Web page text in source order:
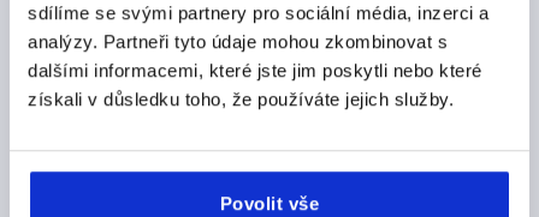
sdílíme se svými partnery pro sociální média, inzerci a
analýzy. Partneři tyto údaje mohou zkombinovat s
dalšími informacemi, které jste jim poskytli nebo které
získali v důsledku toho, že používáte jejich služby.
Povolit vše
Kloubové díly typ B a typ I